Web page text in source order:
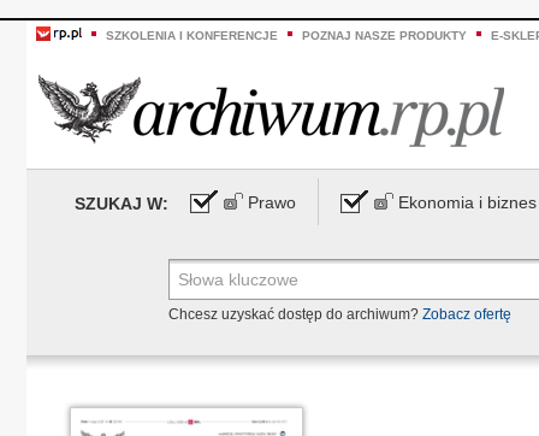
SZKOLENIA I KONFERENCJE POZNAJ NASZE PRODUKTY E-
SZUKAJ W: Prawo Ekonomia i biznes
Chcesz uzyskać dostęp do archiwum? Zobacz ofertę